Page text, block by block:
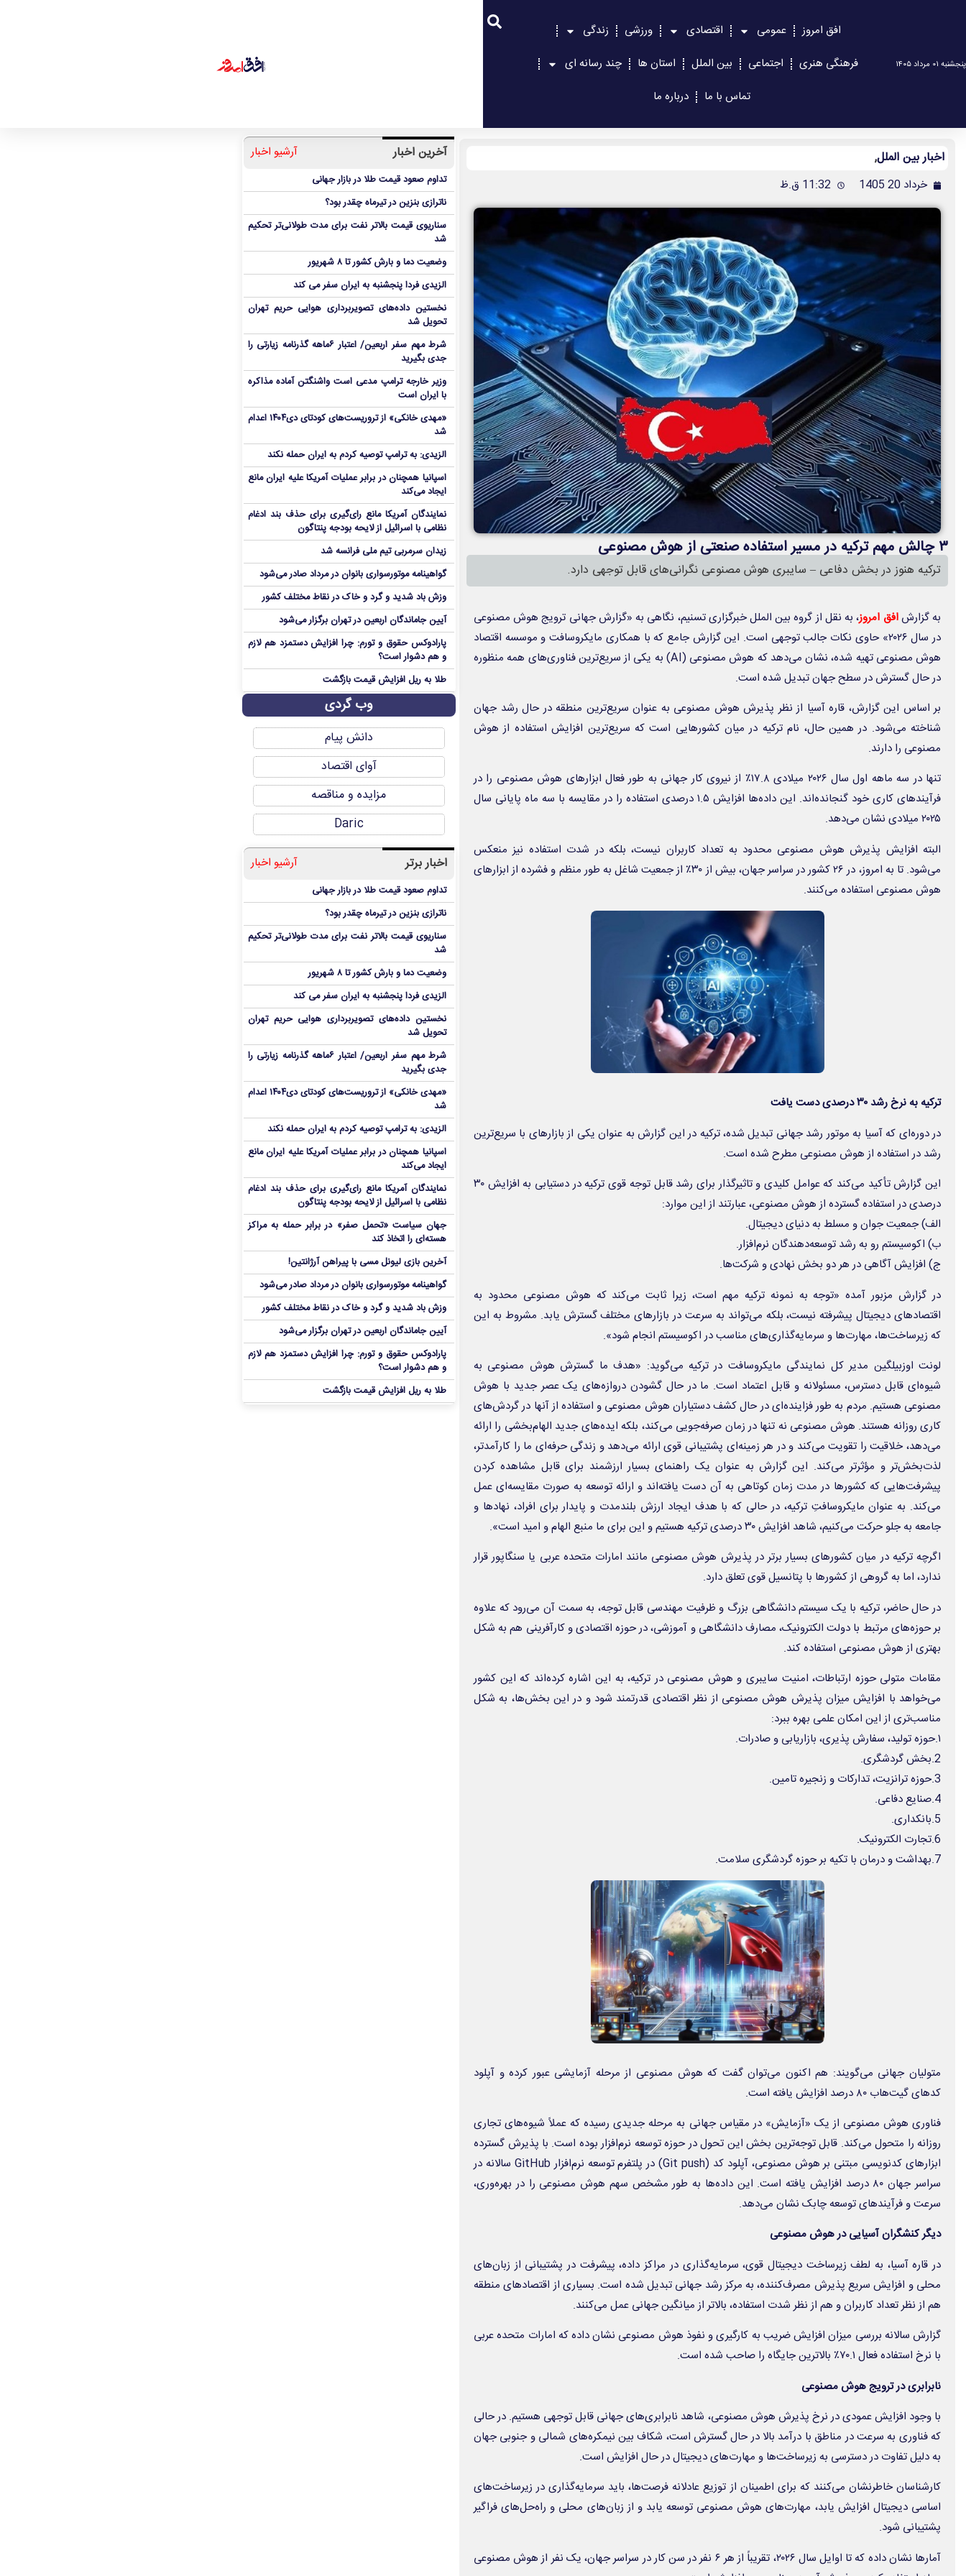
پنجشنبه ۰۱ مرداد ۱۴۰۵
افق امروز عمومی اقتصادی ورزشی
زندگی
فرهنگی هنری
اجتماعی بین الملل استان ها
چند رسانه ای
تماس با ما
درباره ما
اخبار بین الملل,
خرداد 20 1405 11:32 ق.ظ
۳ چالش مهم ترکیه در مسیر استفاده صنعتی از هوش مصنوعی
ترکیه هنوز در بخش دفاعی – سایبری هوش مصنوعی نگرانی‌های قابل توجهی دارد.
به گزارشافق امروز، به نقل از گروه بین الملل خبرگزاری تسنیم، نگاهی به «گزارش جهانی ترویج هوش مصنوعی
در سال ۲۰۲۶» حاوی نکات جالب توجهی است. این گزارش جامع که با همکاری مایکروسافت و موسسه اقتصاد
هوش مصنوعی تهیه شده، نشان می‌دهد که هوش مصنوعی (AI) به یکی از سریع‌ترین فناوری‌های همه منظوره
در حال گسترش در سطح جهان تبدیل شده است.
بر اساس این گزارش، قاره آسیا از نظر پذیرش هوش مصنوعی به عنوان سریع‌ترین منطقه در حال رشد جهان
شناخته می‌شود. در همین حال، نام ترکیه در میان کشورهایی است که سریع‌ترین افزایش استفاده از هوش
مصنوعی را دارند.
تنها در سه ماهه اول سال ۲۰۲۶ میلادی ۱۷.۸٪ از نیروی کار جهانی به طور فعال ابزارهای هوش مصنوعی را در
فرآیندهای کاری خود گنجانده‌اند. این داده‌ها افزایش ۱.۵ درصدی استفاده را در مقایسه با سه ماه پایانی سال
۲۰۲۵ میلادی نشان می‌دهد.
البته افزایش پذیرش هوش مصنوعی محدود به تعداد کاربران نیست، بلکه در شدت استفاده نیز منعکس
می‌شود. تا به امروز، در ۲۶ کشور در سراسر جهان، بیش از ۳۰٪ از جمعیت شاغل به طور منظم و فشرده از ابزارهای
هوش مصنوعی استفاده می‌کنند.
ترکیه به نرخ رشد ۳۰ درصدی دست یافت
در دوره‌ای که آسیا به موتور رشد جهانی تبدیل شده، ترکیه در این گزارش به عنوان یکی از بازارهای با سریع‌ترین
رشد در استفاده از هوش مصنوعی مطرح شده است.
این گزارش تأکید می‌کند که عوامل کلیدی و تاثیرگذار برای رشد قابل توجه قوی ترکیه در دستیابی به افزایش ۳۰
درصدی در استفاده گسترده از هوش مصنوعی، عبارتند از این موارد:
الف) جمعیت جوان و مسلط به دنیای دیجیتال.
ب) اکوسیستم رو به رشد توسعه‌دهندگان نرم‌افزار.
ج) افزایش آگاهی در هر دو بخش نهادی و شرکت‌ها.
در گزارش مزبور آمده «توجه به نمونه ترکیه مهم است، زیرا ثابت می‌کند که هوش مصنوعی محدود به
اقتصادهای دیجیتال پیشرفته نیست، بلکه می‌تواند به سرعت در بازارهای مختلف گسترش یابد. مشروط به این
که زیرساخت‌ها، مهارت‌ها و سرمایه‌گذاری‌های مناسب در اکوسیستم انجام شود».
لونت اوزبیلگین مدیر کل نمایندگی مایکروسافت در ترکیه می‌گوید: «هدف ما گسترش هوش مصنوعی به
شیوه‌ای قابل دسترس، مسئولانه و قابل اعتماد است. ما در حال گشودن دروازه‌های یک عصر جدید با هوش
مصنوعی هستیم. مردم به طور فزاینده‌ای در حال کشف دستیاران هوش مصنوعی و استفاده از آنها در گردش‌های
کاری روزانه هستند. هوش مصنوعی نه تنها در زمان صرفه‌جویی می‌کند، بلکه ایده‌های جدید الهام‌بخشی را ارائه
می‌دهد، خلاقیت را تقویت می‌کند و در هر زمینه‌ای پشتیبانی قوی ارائه می‌دهد و زندگی حرفه‌ای ما را کارآمدتر،
لذت‌بخش‌تر و مؤثرتر می‌کند. این گزارش به عنوان یک راهنمای بسیار ارزشمند برای قابل مشاهده کردن
پیشرفت‌هایی که کشورها در مدت زمان کوتاهی به آن دست یافته‌اند و ارائه توسعه به صورت مقایسه‌ای عمل
می‌کند. به عنوان مایکروسافتِ ترکیه، در حالی که با هدف ایجاد ارزش بلندمدت و پایدار برای افراد، نهادها و
جامعه به جلو حرکت می‌کنیم، شاهد افزایش ۳۰ درصدی ترکیه هستیم و این برای ما منبع الهام و امید است».
اگرچه ترکیه در میان کشورهای بسیار برتر در پذیرش هوش مصنوعی مانند امارات متحده عربی یا سنگاپور قرار
ندارد، اما به گروهی از کشورها با پتانسیل قوی تعلق دارد.
در حال حاضر، ترکیه با یک سیستم دانشگاهی بزرگ و ظرفیت مهندسی قابل توجه، به سمت آن می‌رود که علاوه
بر حوزه‌های مرتبط با دولت الکترونیک، مصارف دانشگاهی و آموزشی، در حوزه اقتصادی و کارآفرینی هم به شکل
بهتری از هوش مصنوعی استفاده کند.
مقامات متولی حوزه ارتباطات، امنیت سایبری و هوش مصنوعی در ترکیه، به این اشاره کرده‌اند که این کشور
می‌خواهد با افزایش میزان پذیرش هوش مصنوعی از نظر اقتصادی قدرتمند شود و در این بخش‌ها، به شکل
مناسب‌تری از این امکان علمی بهره ببرد:
۱.حوزه تولید، سفارش پذیری، بازاریابی و صادرات.
2.بخش گردشگری.
3.حوزه ترانزیت، تدارکات و زنجیره تامین.
4.صنایع دفاعی.
5.بانکداری.
6.تجارت الکترونیک.
7.بهداشت و درمان با تکیه بر حوزه گردشگری سلامت.
متولیان جهانی می‌گویند: هم اکنون می‌توان گفت که هوش مصنوعی از مرحله آزمایشی عبور کرده و آپلود
کدهای گیت‌هاب ۸۰ درصد افزایش یافته است.
فناوری هوش مصنوعی از یک «آزمایش» در مقیاس جهانی به مرحله جدیدی رسیده که عملاً شیوه‌های تجاری
روزانه را متحول می‌کند. قابل توجه‌ترین بخش این تحول در حوزه توسعه نرم‌افزار بوده است. با پذیرش گسترده
ابزارهای کدنویسی مبتنی بر هوش مصنوعی، آپلود کد (Git push) در پلتفرم توسعه نرم‌افزار GitHub سالانه در
سراسر جهان ۸۰ درصد افزایش یافته است. این داده‌ها به طور مشخص سهم هوش مصنوعی را در بهره‌وری،
سرعت و فرآیندهای توسعه چابک نشان می‌دهد.
دیگر کنشگران آسیایی در هوش مصنوعی
در قاره آسیا، به لطف زیرساخت دیجیتال قوی، سرمایه‌گذاری در مراکز داده، پیشرفت در پشتیبانی از زبان‌های
محلی و افزایش سریع پذیرش مصرف‌کننده، به مرکز رشد جهانی تبدیل شده است. بسیاری از اقتصادهای منطقه
هم از نظر تعداد کاربران و هم از نظر شدت استفاده، بالاتر از میانگین جهانی عمل می‌کنند.
گزارش سالانه بررسی میزان افزایش ضریب به کارگیری و نفوذ هوش مصنوعی نشان داده که امارات متحده عربی
با نرخ استفاده فعال ۷۰.۱٪ بالاترین جایگاه را صاحب شده است.
نابرابری در ترویج هوش مصنوعی
با وجود افزایش عمودی در نرخ پذیرش هوش مصنوعی، شاهد نابرابری‌های جهانی قابل توجهی هستیم. در حالی
که فناوری به سرعت در مناطق با درآمد بالا در حال گسترش است، شکاف بین نیمکره‌های شمالی و جنوبی جهان
به دلیل تفاوت در دسترسی به زیرساخت‌ها و مهارت‌های دیجیتال در حال افزایش است.
کارشناسان خاطرنشان می‌کنند که برای اطمینان از توزیع عادلانه فرصت‌ها، باید سرمایه‌گذاری در زیرساخت‌های
اساسی دیجیتال افزایش یابد، مهارت‌های هوش مصنوعی توسعه یابد و از زبان‌های محلی و راه‌حل‌های فراگیر
پشتیبانی شود.
آمارها نشان داده که تا اوایل سال ۲۰۲۶، تقریباً از هر ۶ نفر در سن کار در سراسر جهان، یک نفر از هوش مصنوعی
آخرین اخبار آرشیو اخبار
تداوم صعود قیمت طلا در بازار جهانی
ناترازی بنزین در تیرماه چقدر بود؟
سناریوی قیمت بالاتر نفت برای مدت طولانی‌تر تحکیم
شد
وضعیت دما و بارش کشور تا ۸ شهریور
الزیدی فردا پنجشنبه به ایران سفر می کند
نخستین داده‌های تصویربرداری هوایی حریم تهران
تحویل شد
شرط مهم سفر اربعین/ اعتبار ۶ماهه گذرنامه زیارتی را
جدی بگیرید
وزیر خارجه ترامپ مدعی است واشنگتن آماده مذاکره
با ایران است
«مهدی خانکی» از تروریست‌های کودتای دی۱۴۰۴ اعدام
شد
الزیدی: به ترامپ توصیه کردم به ایران حمله نکند
اسپانیا همچنان در برابر عملیات آمریکا علیه ایران مانع
ایجاد می‌کند
نمایندگان آمریکا مانع رای‌گیری برای حذف بند ادغام
نظامی با اسرائیل از لایحه بودجه پنتاگون
زیدان سرمربی تیم ملی فرانسه شد
گواهینامه موتورسواری بانوان در مرداد صادر می‌شود
وزش باد شدید و گرد و خاک در نقاط مختلف کشور
آیین جاماندگان اربعین در تهران برگزار می‌شود
پارادوکس حقوق و تورم: چرا افزایش دستمزد هم لازم
و هم دشوار است؟
طلا به ریل افزایش قیمت بازگشت
وب گردی
دانش پیام
آوای اقتصاد
مزایده و مناقصه
Daric
اخبار برتر آرشیو اخبار
تداوم صعود قیمت طلا در بازار جهانی
ناترازی بنزین در تیرماه چقدر بود؟
سناریوی قیمت بالاتر نفت برای مدت طولانی‌تر تحکیم
شد
وضعیت دما و بارش کشور تا ۸ شهریور
الزیدی فردا پنجشنبه به ایران سفر می کند
نخستین داده‌های تصویربرداری هوایی حریم تهران
تحویل شد
شرط مهم سفر اربعین/ اعتبار ۶ماهه گذرنامه زیارتی را
جدی بگیرید
«مهدی خانکی» از تروریست‌های کودتای دی۱۴۰۴ اعدام
شد
الزیدی: به ترامپ توصیه کردم به ایران حمله نکند
اسپانیا همچنان در برابر عملیات آمریکا علیه ایران مانع
ایجاد می‌کند
نمایندگان آمریکا مانع رای‌گیری برای حذف بند ادغام
نظامی با اسرائیل از لایحه بودجه پنتاگون
جهان سیاست «تحمل صفر» در برابر حمله به مراکز
هسته‌ای را اتخاذ کند
آخرین بازی لیونل مسی با پیراهن آرژانتین!
گواهینامه موتورسواری بانوان در مرداد صادر می‌شود
وزش باد شدید و گرد و خاک در نقاط مختلف کشور
آیین جاماندگان اربعین در تهران برگزار می‌شود
پارادوکس حقوق و تورم: چرا افزایش دستمزد هم لازم
و هم دشوار است؟
طلا به ریل افزایش قیمت بازگشت